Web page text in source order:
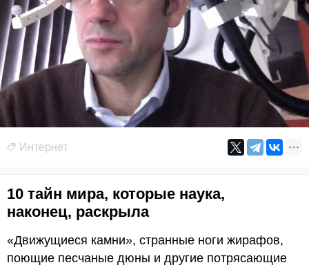
Интернет
10 тайн мира, которые наука,
наконец, раскрыла
«Движущиеся камни», странные ноги жирафов,
поющие песчаные дюны и другие потрясающие